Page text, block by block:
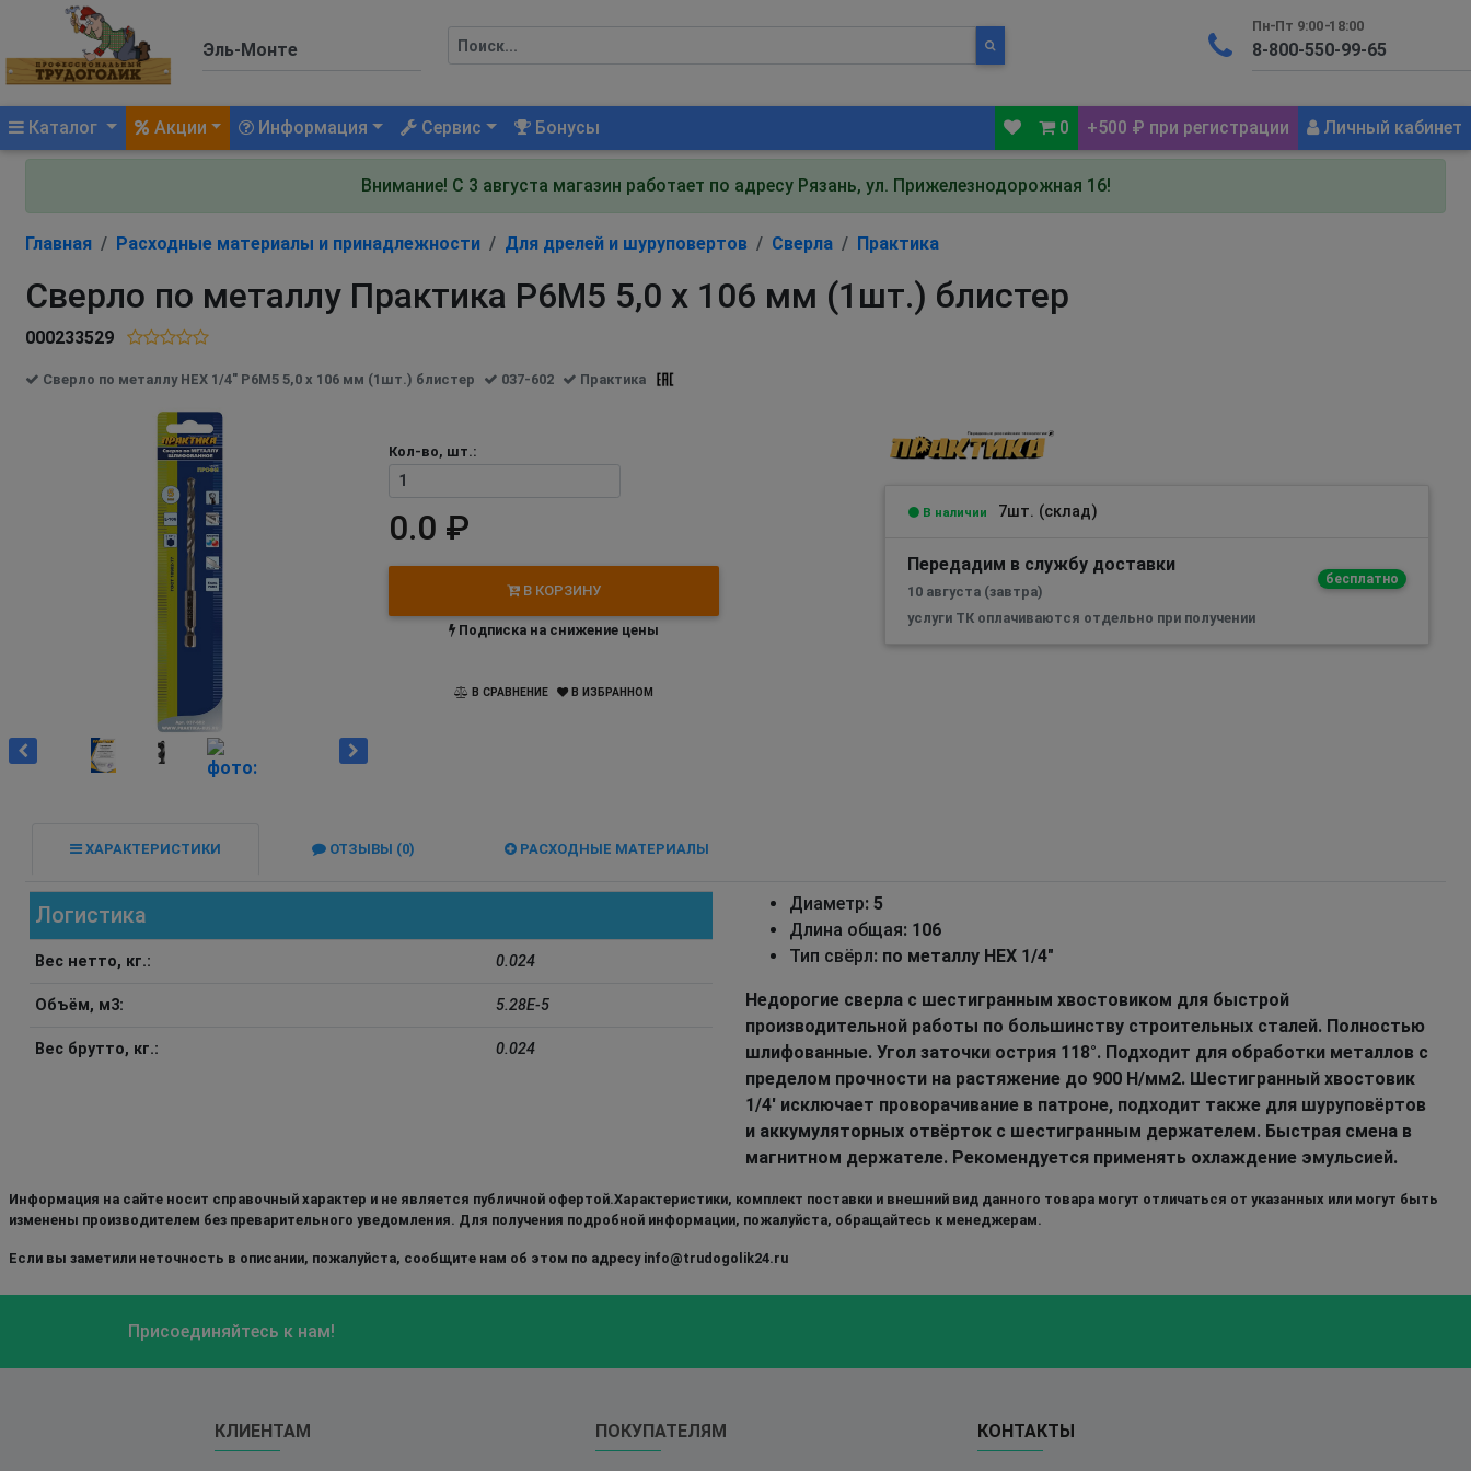
Пн-Пт 9:00-18:00
Каталог (current)Акции Информация Сервис Бонусы 0 +500 ₽ при регистрации Личный кабинет
Внимание! С 3 августа магазин работает по адресу Рязань, ул. Прижелезнодорожная 16!
Главная Расходные материалы и принадлежности Для дрелей и шуруповертов Сверла Практика
Сверло по металлу Практика Р6М5 5,0 х 106 мм (1шт.) блистер
000233529
Сверло по металлу HEX 1/4" Р6М5 5,0 х 106 мм (1шт.) блистер 037-602 Практика
Кол-во, шт.:
0.0 ₽
В КОРЗИНУ
Подписка на снижение цены
В СРАВНЕНИЕ В ИЗБРАННОМ
В наличии 7шт. (склад)
Передадим в службу доставки
бесплатно
10 августа (завтра)
услуги ТК оплачиваются отдельно при получении
ХАРАКТЕРИСТИКИ ОТЗЫВЫ (0) РАСХОДНЫЕ МАТЕРИАЛЫ
Логистика
Вес нетто, кг.: 0.024
Объём, м3: 5.28E-5
Вес брутто, кг.: 0.024
Диаметр: 5
Длина общая: 106
Тип свёрл: по металлу HEX 1/4"
Недорогие сверла с шестигранным хвостовиком для быстрой
производительной работы по большинству строительных сталей. Полностью
шлифованные. Угол заточки острия 118°. Подходит для обработки металлов с
пределом прочности на растяжение до 900 Н/мм2. Шестигранный хвостовик
1/4' исключает проворачивание в патроне, подходит также для шуруповёртов
и аккумуляторных отвёрток с шестигранным держателем. Быстрая смена в
магнитном держателе. Рекомендуется применять охлаждение эмульсией.
Информация на сайте носит справочный характер и не является публичной офертой.Характеристики, комплект поставки и внешний вид данного товара могут отличаться от указанных или могут быть
изменены производителем без преварительного уведомления. Для получения подробной информации, пожалуйста, обращайтесь к менеджерам.
Если вы заметили неточность в описании, пожалуйста, сообщите нам об этом по адресу info@trudogolik24.ru
Присоединяйтесь к нам!
КЛИЕНТАМ ПОКУПАТЕЛЯМ КОНТАКТЫ